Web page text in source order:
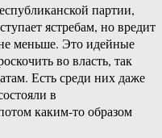
партии,
ястребам, но вредит
меньше. Это идейные
во власть, так
Есть среди них даже
в
каким-то образом